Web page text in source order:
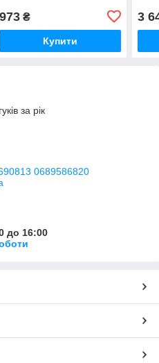
973₴
Купити
3
за рік
0689586820
до 16:00